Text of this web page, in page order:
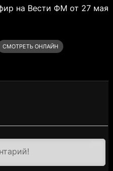
на Вести ФМ от 27 мая
СМОТРЕТЬ ОНЛАЙН